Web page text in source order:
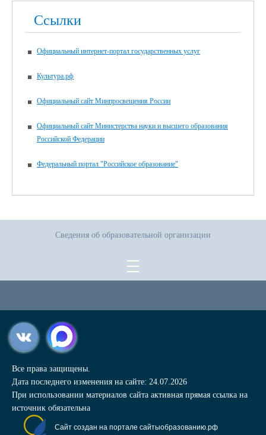
Ссылки
Официальный интернет-портал государственных услуг
Культура.рф
Официальный сайт Минпросвещения России
Официальный сайт Министерства науки и высшего образования
Российской Федерации
Федеральный портал "Российское образование"
Сведения об образовательной организации
Все права защищены.
Дата последнего изменения на сайте: 24.07.2026
При использовании материалов сайта активная прямая ссылка на
источник обязательна
Сайт создан на портале сайтыобразованию.рф